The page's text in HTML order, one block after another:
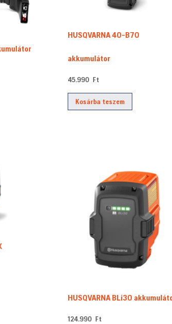
high
HUSQVARNA 40-B70
akkumulátor
45.990 Ft
Kosárba teszem
HUSQVARNA BLi30
124.990 Ft